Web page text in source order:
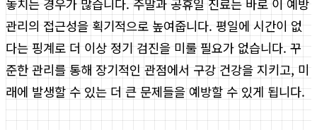
놓치는 경우가 많습니다. 주말과 공휴일 진료는 바로 이 예방
관리의 접근성을 획기적으로 높여줍니다. 평일에 시간이 없
다는 핑계로 더 이상 정기 검진을 미룰 필요가 없습니다. 꾸
준한 관리를 통해 장기적인 관점에서 구강 건강을 지키고, 미
래에 발생할 수 있는 더 큰 문제들을 예방할 수 있게 됩니다.